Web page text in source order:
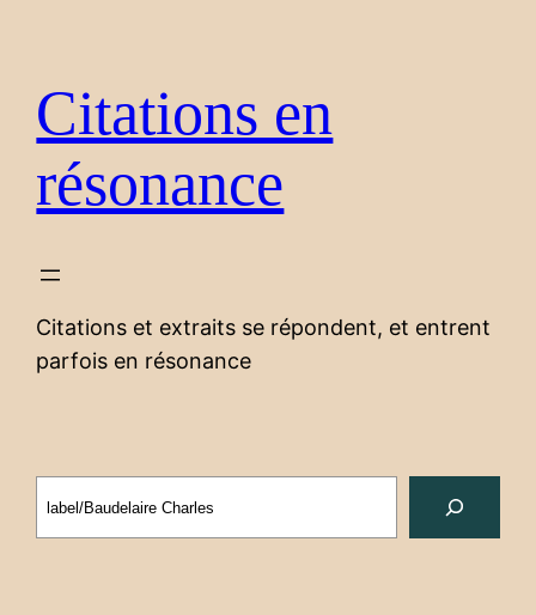
contenu
Citations en
résonance
Citations et extraits se répondent, et entrent
parfois en résonance